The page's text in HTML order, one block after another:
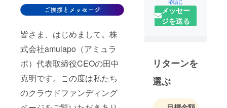
皆さま、はじめまして。株
式会社amulapo（アミュラ
ポ）代表取締役CEOの田中
克明です。この度は私たち
のクラウドファンディング
リューショ
ン開発会社
です。VRや
術を用いた
宇宙体験コ
ンテンツの
をはじめ、
メッセー
ジを送る
リターンを
選ぶ